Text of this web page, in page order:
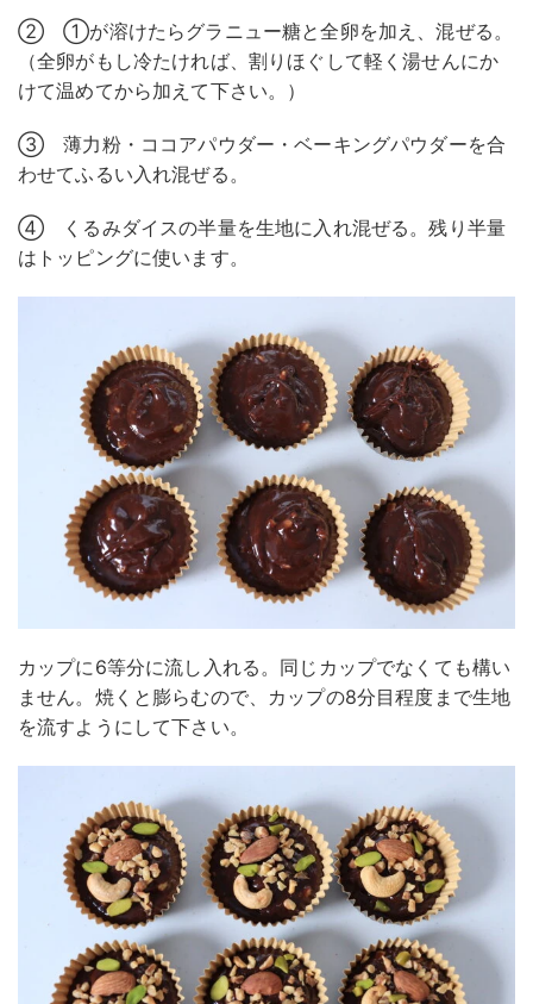
② ①が溶けたらグラニュー糖と全卵を加え、混ぜる。
（全卵がもし冷たければ、割りほぐして軽く湯せんにか
けて温めてから加えて下さい。）
③ 薄力粉・ココアパウダー・ベーキングパウダーを合
わせてふるい入れ混ぜる。
④ くるみダイスの半量を生地に入れ混ぜる。残り半量
はトッピングに使います。
カップに6等分に流し入れる。同じカップでなくても構い
ません。焼くと膨らむので、カップの8分目程度まで生地
を流すようにして下さい。